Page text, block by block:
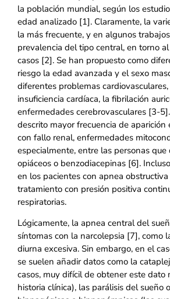
la población mundial, según los
edad analizado [1]. Claramente, la
la más frecuente, y en algunos
prevalencia del tipo central, en torno
casos [2]. Se han propuesto como
riesgo la edad avanzada y el sexo
diferentes problemas
insuficiencia cardíaca, la fibrilación
enfermedades cerebrovasculares [3-
descrito mayor frecuencia de aparición
con fallo renal, enfermedades
especialmente, entre las personas que
opiáceos o benzodiacepinas [6].
en los pacientes con apnea
tratamiento con presión positiva
respiratorias.
Lógicamente, la apnea central del
síntomas con la narcolepsia [7], como
diurna excesiva. Sin embargo, en el
se suelen añadir datos como la
casos, muy difícil de obtener este dato
historia clínica), las parálisis del sueño